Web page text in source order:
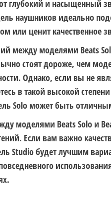
глубокий и насыщенный
наушников идеально
или ценит качественное
между моделями Beats
стоят дороже, чем
Однако, если вы не
в такой высокой
Solo может быть
моделями Beats Solo и
Если вам важно
Studio будет лучшим